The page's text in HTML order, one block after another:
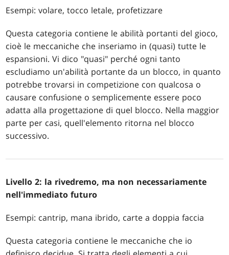
Esempi: volare, tocco letale, profetizzare
Questa categoria contiene le abilità portanti del gioco,
cioè le meccaniche che inseriamo in (quasi) tutte le
espansioni. Vi dico "quasi" perché ogni tanto
escludiamo un'abilità portante da un blocco, in quanto
potrebbe trovarsi in competizione con qualcosa o
causare confusione o semplicemente essere poco
adatta alla progettazione di quel blocco. Nella maggior
parte per casi, quell'elemento ritorna nel blocco
successivo.
Livello 2: la rivedremo, ma non necessariamente
nell'immediato futuro
Esempi: cantrip, mana ibrido, carte a doppia faccia
Questa categoria contiene le meccaniche che io